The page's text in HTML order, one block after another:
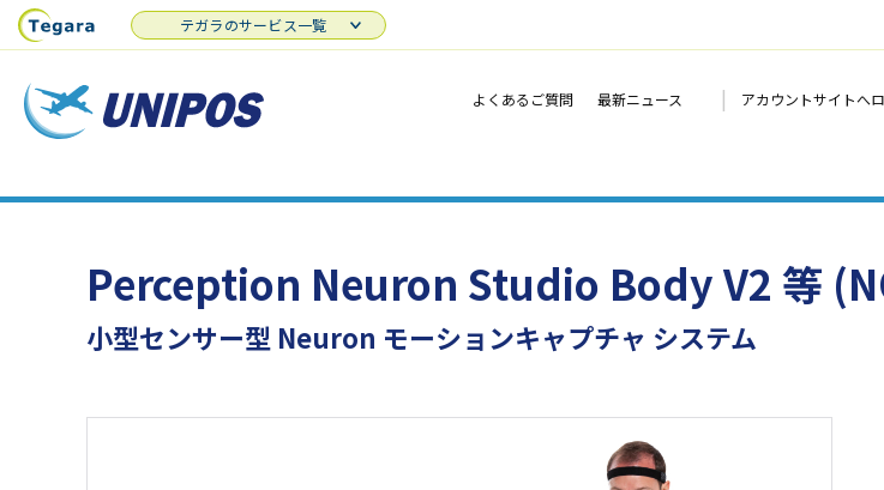
よくあるご質問 最新ニュース | アカウントサイトへ
テガラのサービス一覧
Perception Neuron Studio Body V2 等
小型センサー型 Neuron モーションキャプチャ システム